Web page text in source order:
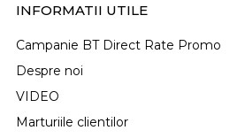
INFORMATII UTILE
Campanie BT Direct Rate Promo
Despre noi
VIDEO
Marturiile clientilor